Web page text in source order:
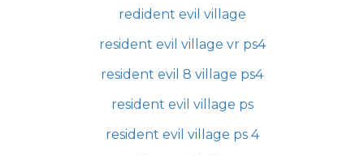
redident evil village
resident evil village vr ps4
resident evil 8 village ps4
resident evil village ps
resident evil village ps 4